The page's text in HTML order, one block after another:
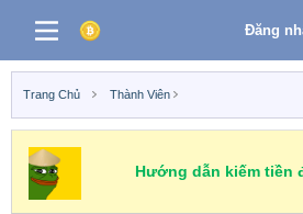
Đăng
Trang Chủ Thành Viên
Hướng dẫn kiếm tiền